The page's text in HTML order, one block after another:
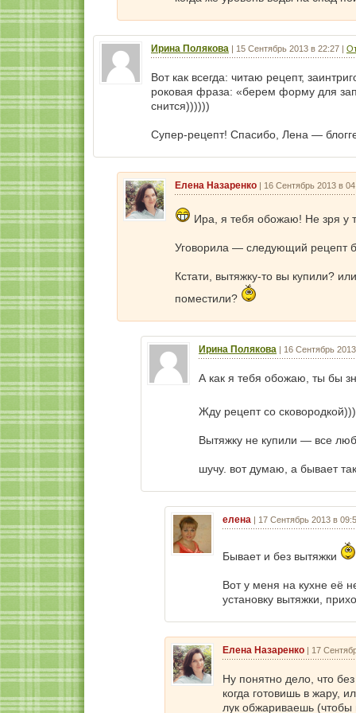
Ирина Полякова | 15 Сентябрь 2013 в 22:27 |
Вот как всегда: читаю рецепт,
роковая фраза: «берем форму для
снится))))))
Супер-рецепт! Спасибо, Лена —
Елена Назаренко | 16 Сентябрь 2013 в
Ира, я тебя обожаю! Не зря у
Уговорила — следующий рецепт
Кстати, вытяжку-то вы купили?
поместили?
Ирина Полякова | 16 Сентябрь
А как я тебя обожаю, ты бы
Жду рецепт со
Вытяжку не купили — все
шучу. вот думаю, а бывает
елена | 17 Сентябрь 2013 в
Бывает и без вытяжки
Вот у меня на кухне её
установку вытяжки,
Елена Назаренко | 17
Ну понятно дело, что
когда готовишь в жару,
лук обжариваешь